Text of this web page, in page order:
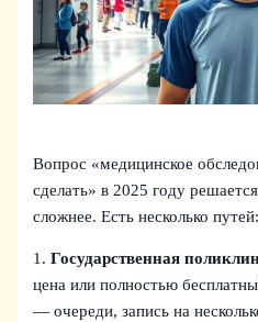
Вопрос «медицинское
сделать» в 2025 году
сложнее. Есть несколько путей:
1.Государственная
цена или полностью
— очереди, запись на